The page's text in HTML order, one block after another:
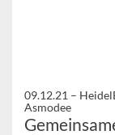
09.12.21 –
Asmodee